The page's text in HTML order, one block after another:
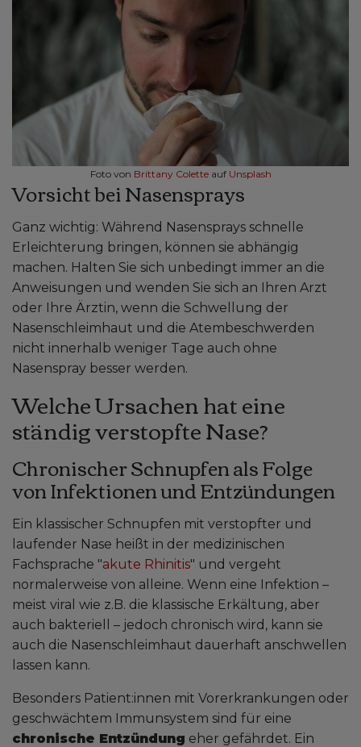
Foto von Brittany Coletteauf Unsplash
Vorsicht bei Nasensprays
Ganz wichtig: Während Nasensprays schnelle
Erleichterung bringen, können sie abhängig
machen. Halten Sie sich unbedingt immer an die
Anweisungen und wenden Sie sich an Ihren Arzt
oder Ihre Ärztin, wenn die Schwellung der
Nasenschleimhaut und die Atembeschwerden
nicht innerhalb weniger Tage auch ohne
Nasenspray besser werden.
Welche Ursachen hat eine
ständig verstopfte Nase?
Chronischer Schnupfen als Folge
von Infektionen und Entzündungen
Ein klassischer Schnupfen mit verstopfter und
laufender Nase heißt in der medizinischen
Fachsprache "akute Rhinitis" und vergeht
normalerweise von alleine. Wenn eine Infektion –
meist viral wie z.B. die klassische Erkältung, aber
auch bakteriell – jedoch chronisch wird, kann sie
auch die Nasenschleimhaut dauerhaft anschwellen
lassen kann.
Besonders Patient:innen mit Vorerkrankungen oder
geschwächtem Immunsystem sind für eine
chronische Entzündung eher gefährdet. Ein